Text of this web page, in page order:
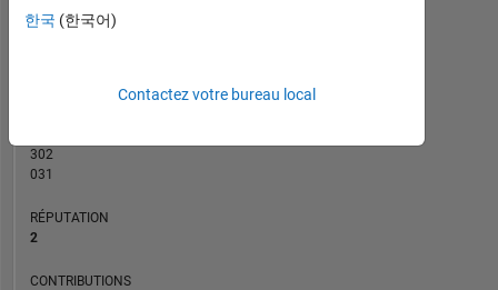
302
031
RÉPUTATION
2
CONTRIBUTIONS
한국 (한국어)
Contactez votre bureau local